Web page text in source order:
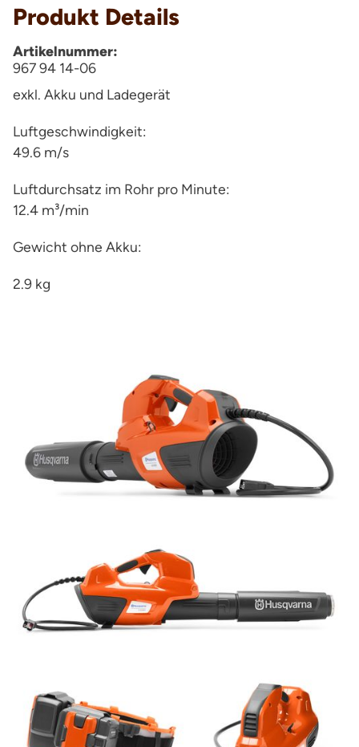
Produkt Details
Artikelnummer:
967 94 14-06
exkl. Akku und Ladegerät
Luftgeschwindigkeit:
49.6 m/s
Luftdurchsatz im Rohr pro Minute:
12.4 m³/min
Gewicht ohne Akku:
2.9 kg